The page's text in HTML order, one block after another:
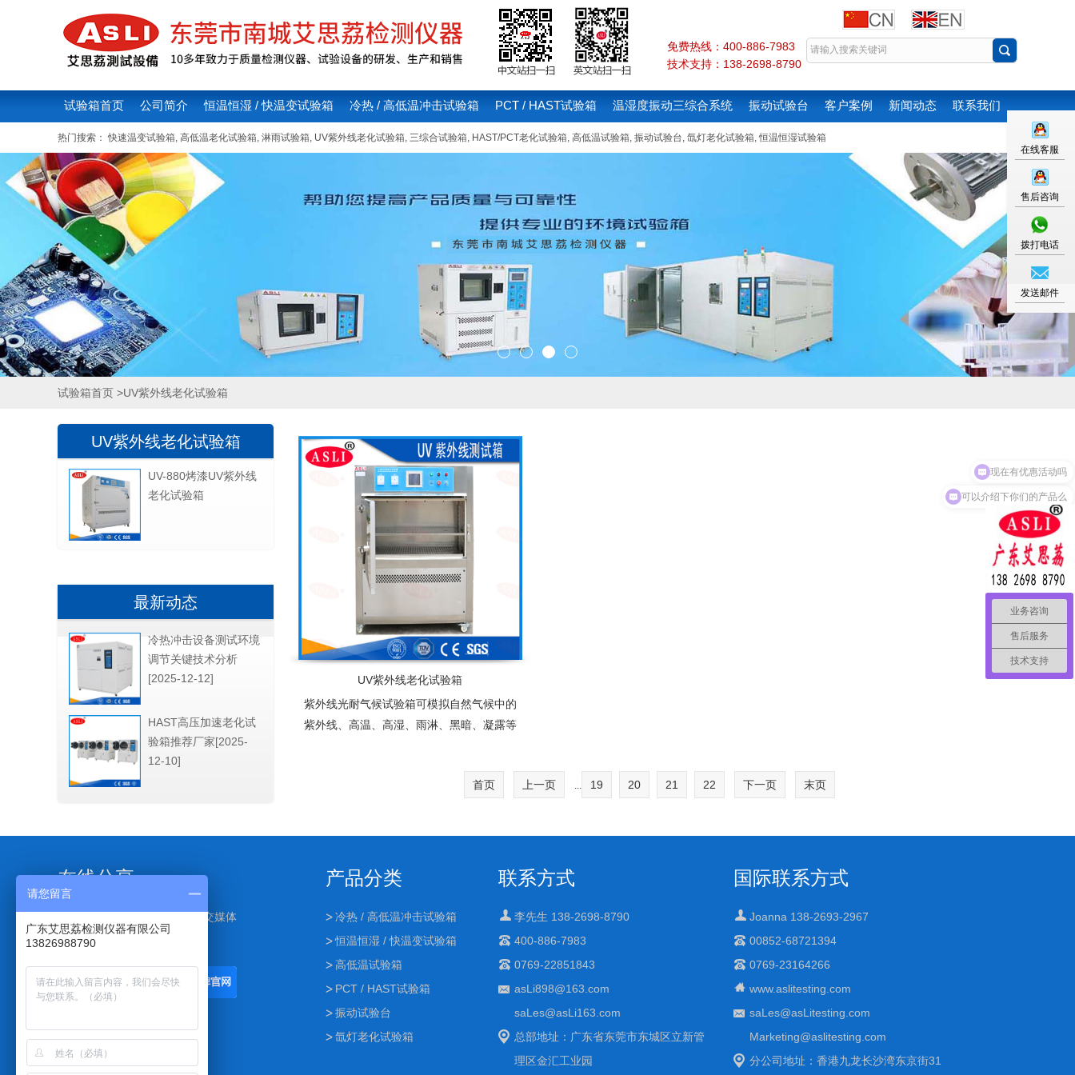
免费热线：400-886-7983
技术支持：138-2698-8790
试验箱首页 公司简介 恒温恒湿 / 快温变试验箱 冷热 / 高低温冲击试验箱 PCT / HAST试验箱 温湿度振动三综合系统 振动试验台 客户案例 新闻动态 联系我们
热门搜索：快速温变试验箱, 高低温老化试验箱, 淋雨试验箱, UV紫外线老化试验箱, 三综合试验箱, HAST/PCT老化试验箱, 高低温试验箱, 振动试验台, 氙灯老化试验箱,恒温恒湿试验箱
试验箱首页 >UV紫外线老化试验箱
UV紫外线老化试验箱
紫外线光耐气候试验箱可模拟自然气候中的
紫外线、高温、高湿、雨淋、黑暗、凝露等
是紫外线老化试验箱的工作原理
首页 上一页 ... 19 20 21 22 下一页 末页
UV紫外线老化试验箱
UV-880烤漆UV紫外线
老化试验箱
最新动态
冷热冲击设备测试环境
调节关键技术分析
[2025-12-12]
HAST高压加速老化试
验箱推荐厂家[2025-
12-10]
在线分享
点击下面按钮可分享到其他社交媒体
产品分类
冷热 / 高低温冲击试验箱
恒温恒湿 / 快温变试验箱
高低温试验箱
PCT / HAST试验箱
振动试验台
氙灯老化试验箱
联系方式
李先生 138-2698-8790
400-886-7983
0769-22851843
asLi898@163.com
saLes@asLi163.com
总部地址：广东省东莞市东城区立新管
理区金汇工业园
国际联系方式
Joanna 138-2693-2967
00852-68721394
0769-23164266
www.aslitesting.com
saLes@asLitesting.com
Marketing@aslitesting.com
分公司地址：香港九龙长沙湾东京街31
在线客服
售后咨询
拨打电话
发送邮件
业务咨询
售后服务
技术支持
可以介绍下你们的产品么
请您留言
广东艾思荔检测仪器有限公司
13826988790